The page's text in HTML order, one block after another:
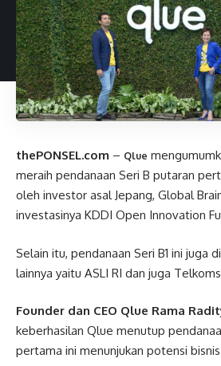
thePONSEL.com – Qlue
meraih pendanaan Seri B putaran
oleh investor asal Jepang, Global
investasinya KDDI Open Innovation
Selain itu, pendanaan Seri B1 ini juga
lainnya yaitu ASLI RI dan juga
Founder dan CEO Qlue Rama
keberhasilan Qlue menutup
pertama ini menunjukan potensi bisnis